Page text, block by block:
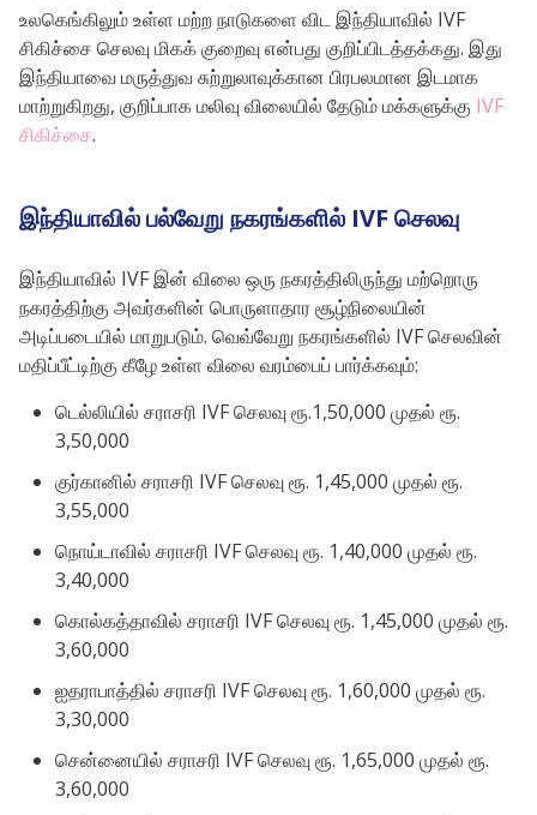
உலகெங்கிலும் உள்ள மற்ற நாடுகளை விட இந்தியாவில் IVF
சிகிச்சை செலவு மிகக் குறைவு என்பது குறிப்பிடத்தக்கது. இது
இந்தியாவை மருத்துவ சுற்றுலாவுக்கான பிரபலமான இடமாக
மாற்றுகிறது, குறிப்பாக மலிவு விலையில் தேடும் மக்களுக்கு IVF
சிகிச்சை.
இந்தியாவில் பல்வேறு நகரங்களில் IVF செலவு
இந்தியாவில் IVF இன் விலை ஒரு நகரத்திலிருந்து மற்றொரு
நகரத்திற்கு அவர்களின் பொருளாதார சூழ்நிலையின்
அடிப்படையில் மாறுபடும். வெவ்வேறு நகரங்களில் IVF செலவின்
மதிப்பீட்டிற்கு கீழே உள்ள விலை வரம்பைப் பார்க்கவும்:
டெல்லியில் சராசரி IVF செலவு ரூ.1,50,000 முதல் ரூ.
3,50,000
குர்கானில் சராசரி IVF செலவு ரூ. 1,45,000 முதல் ரூ.
3,55,000
நொய்டாவில் சராசரி IVF செலவு ரூ. 1,40,000 முதல் ரூ.
3,40,000
கொல்கத்தாவில் சராசரி IVF செலவு ரூ. 1,45,000 முதல் ரூ.
3,60,000
ஐதராபாத்தில் சராசரி IVF செலவு ரூ. 1,60,000 முதல் ரூ.
3,30,000
சென்னையில் சராசரி IVF செலவு ரூ. 1,65,000 முதல் ரூ.
3,60,000